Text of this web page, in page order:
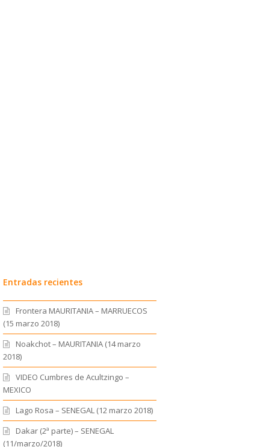
Entradas recientes
Frontera MAURITANIA – MARRUECOS
(15 marzo 2018)
Noakchot – MAURITANIA (14 marzo
2018)
VIDEO Cumbres de Acultzingo –
MEXICO
Lago Rosa – SENEGAL (12 marzo 2018)
Dakar (2ª parte) – SENEGAL
(11/marzo/2018)